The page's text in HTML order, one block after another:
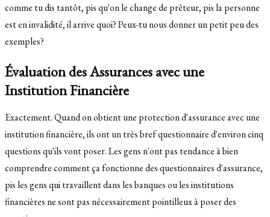
comme tu dis tantôt, pis qu'on le change de prêteur, pis la personne
est en invalidité, il arrive quoi? Peux-tu nous donner un petit peu des
exemples?
Évaluation des Assurances avec une
Institution Financière
Exactement. Quand on obtient une protection d'assurance avec une
institution financière, ils ont un très bref questionnaire d'environ cinq
questions qu'ils vont poser. Les gens n'ont pas tendance à bien
comprendre comment ça fonctionne des questionnaires d'assurance,
pis les gens qui travaillent dans les banques ou les institutions
financières ne sont pas nécessairement pointilleux à poser des